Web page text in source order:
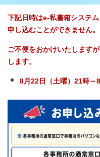
下記日時はe-私書箱システ
申し込むことができません。
ご不便をおかけいたします
します。
8月22日（土曜）21時～